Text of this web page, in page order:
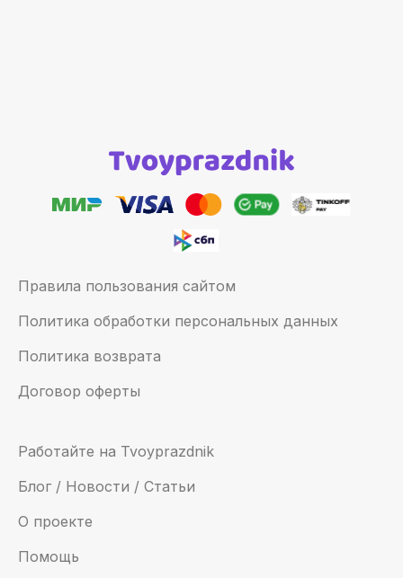
Правила пользования сайтом
Политика обработки персональных данных
Политика возврата
Договор оферты
Работайте на Tvoyprazdnik
Блог / Новости / Статьи
О проекте
Помощь